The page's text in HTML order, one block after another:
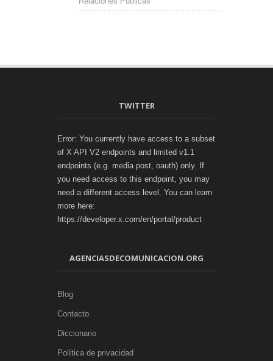
TWITTER
Error: You currently have access to a subset
of X API V2 endpoints and limited v1.1
endpoints (e.g. media post, oauth) only. If
you need access to this endpoint, you may
need a different access level. You can learn
more here:
https://developer.x.com/en/portal/product
AGENCIASDECOMUNICACION.ORG
Blog
Contacto
Diccionario
Política de privacidad